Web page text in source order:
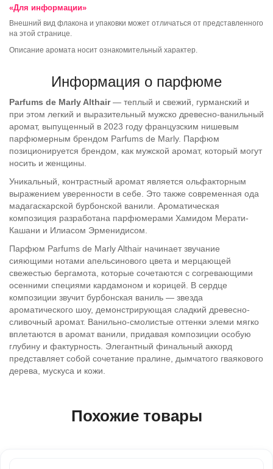
«Для информации»
Внешний вид флакона и упаковки может отличаться от представленного
на этой странице.
Описание аромата носит ознакомительный характер.
Информация о парфюме
Parfums de Marly Althair — теплый и свежий, гурманский и
при этом легкий и выразительный мужско древесно-ванильный
аромат, выпущенный в 2023 году французским нишевым
парфюмерным брендом Parfums de Marly. Парфюм
позиционируется брендом, как мужской аромат, который могут
носить и женщины.
Уникальный, контрастный аромат является ольфакторным
выражением уверенности в себе. Это также современная ода
мадагаскарской бурбонской ванили. Ароматическая
композиция разработана парфюмерами Хамидом Мерати-
Кашани и Илиасом Эрменидисом.
Парфюм Parfums de Marly Althair начинает звучание
сияющими нотами апельсинового цвета и мерцающей
свежестью бергамота, которые сочетаются с согревающими
осенними специями кардамоном и корицей. В сердце
композиции звучит бурбонская ваниль — звезда
ароматического шоу, демонстрирующая сладкий древесно-
сливочный аромат. Ванильно-смолистые оттенки элеми мягко
вплетаются в аромат ванили, придавая композиции особую
глубину и фактурность. Элегантный финальный аккорд
представляет собой сочетание пралине, дымчатого гваякового
дерева, мускуса и кожи.
Похожие товары